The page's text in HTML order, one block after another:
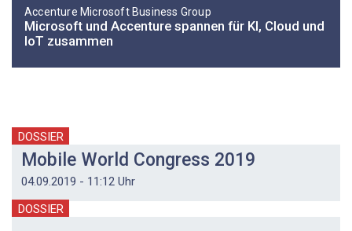
Accenture Microsoft Business Group
Microsoft und Accenture spannen für KI, Cloud und
IoT zusammen
DOSSIER
Mobile World Congress 2019
04.09.2019 - 11:12 Uhr
DOSSIER